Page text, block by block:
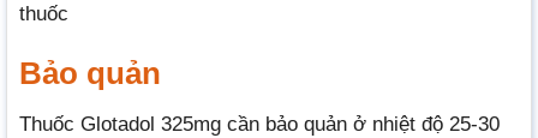
thuốc
Bảo quản
Thuốc Glotadol 325mg cần bảo quản ở nhiệt độ 25-30